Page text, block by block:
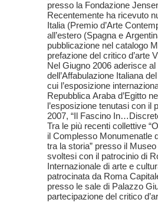
presso la Fondazione
Recentemente ha ricevuto
Italia (Premio d’Arte
all’estero (Spagna e
pubblicazione nel catalogo
prefazione del critico d’arte
Nel Giugno 2006 aderisce
dell’Affabulazione Italiana
cui l’esposizione
Repubblica Araba d’Egitto
l’esposizione tenutasi con il
2007, “Il Fascino
Tra le più recenti collettive
il Complesso Monumenatle
tra la storia” presso il
svoltesi con il patrocinio di
Internazionale di arte e
patrocinata da Roma
presso le sale di Palazzo
partecipazione del critico